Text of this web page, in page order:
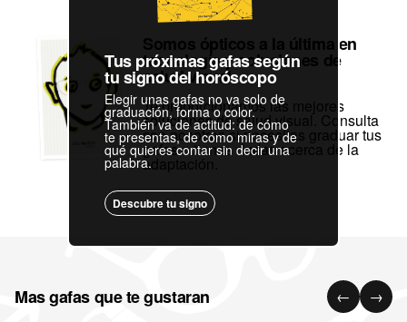
Somos ópticos a la última en
tecnología y soluciones de
salud visual
Te proporcionamos las mejores
soluciones de salud visual. Consulta
con nosotros si necesitas graduar tus
gafas o tienes dudas acerca de la
adaptación.
Mas gafas que te gustaran ← →
Tus próximas gafas según
tu signo del horóscopo
Elegir unas gafas no va solo de
graduación, forma o color.
También va de actitud: de cómo
te presentas, de cómo miras y de
qué quieres contar sin decir una
palabra.
Descubre tu signo